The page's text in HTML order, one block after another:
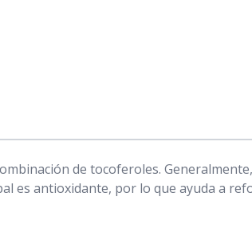
de tocoferoles.
es antioxidante, por lo que ayuda a